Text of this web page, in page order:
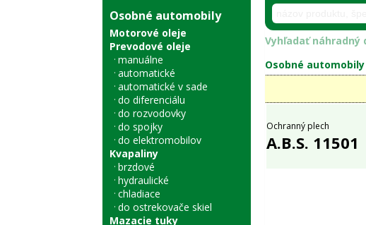
Osobné automobily
Motorové oleje
Prevodové oleje
manuálne
automatické
automatické v sade
do diferenciálu
do rozvodovky
do spojky
do elektromobilov
Kvapaliny
brzdové
hydraulické
chladiace
do ostrekovače skiel
Mazacie tuky
Vyhľadať náhradný
Osobné
Ochranný plech
A.B.S. 11501